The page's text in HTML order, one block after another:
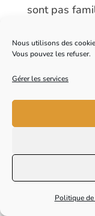
Nous utilisons des
Vous pouvez les refuser.
Gérer les services
Politique
sont pas
en précisant
pressing et
offertes en
sous leur
Les